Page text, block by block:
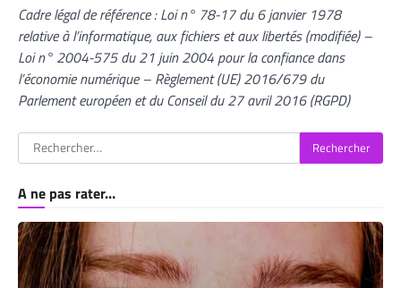
Cadre légal de référence : Loi n° 78-17 du 6 janvier 1978
relative à l’informatique, aux fichiers et aux libertés (modifiée) –
Loi n° 2004-575 du 21 juin 2004 pour la confiance dans
l’économie numérique – Règlement (UE) 2016/679 du
Parlement européen et du Conseil du 27 avril 2016 (RGPD)
Rechercher :
A ne pas rater…